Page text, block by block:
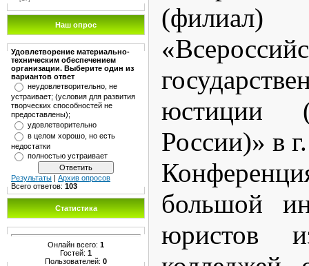
Наш опрос
Удовлетворение материально-
техническим обеспечением
организации. Выберите один из
вариантов ответ
неудовлетворительно, не
устраивает; (условия для развития
творческих способностей не
предоставлены);
удовлетворительно
в целом хорошо, но есть
недостатки
полностью устраивает
Результаты | Архив опросов
Всего ответов: 103
Статистика
Онлайн всего: 1
Гостей: 1
Пользователей: 0
юстиции
России)» в
большой
юристов